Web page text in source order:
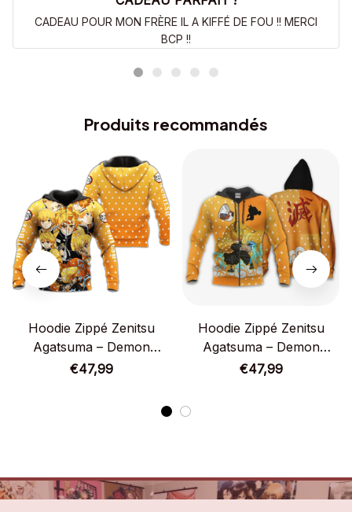
CADEAU POUR MON FRÈRE IL A KIFFÉ DE FOU !! MERCI
BCP !!
Produits recommandés
Hoodie Zippé Zenitsu
Agatsuma – Demon
Slayer
€47,99
Hoodie Zippé Zenitsu
Agatsuma – Demon
Slayer
€47,99